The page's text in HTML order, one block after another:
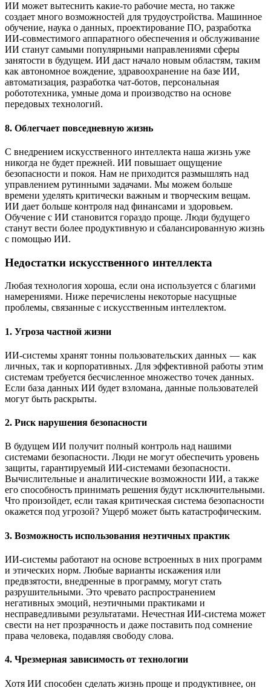
ИИ может вытеснить какие-то рабочие места, но также
создает много возможностей для трудоустройства. Машинное
обучение, наука о данных, проектирование ПО, разработка
ИИ-совместимого аппаратного обеспечения и обслуживание
ИИ станут самыми популярными направлениями сферы
занятости в будущем. ИИ даст начало новым областям, таким
как автономное вождение, здравоохранение на базе ИИ,
автоматизация, разработка чат-ботов, персональная
робототехника, умные дома и производство на основе
передовых технологий.
8. Облегчает повседневную жизнь
С внедрением искусственного интеллекта наша жизнь уже
никогда не будет прежней. ИИ повышает ощущение
безопасности и покоя. Нам не приходится размышлять над
управлением рутинными задачами. Мы можем больше
времени уделять критически важным и творческим вещам.
ИИ дает больше контроля над финансами и здоровьем.
Обучение с ИИ становится гораздо проще. Люди будущего
станут вести более продуктивную и сбалансированную жизнь
с помощью ИИ.
Недостатки искусственного интеллекта
Любая технология хороша, если она используется с благими
намерениями. Ниже перечислены некоторые насущные
проблемы, связанные с искусственным интеллектом.
1. Угроза частной жизни
ИИ-системы хранят тонны пользовательских данных — как
личных, так и корпоративных. Для эффективной работы этим
системам требуется бесчисленное множество точек данных.
Если база данных ИИ будет взломана, данные пользователей
могут быть раскрыты.
2. Риск нарушения безопасности
В будущем ИИ получит полный контроль над нашими
системами безопасности. Люди не могут обеспечить уровень
защиты, гарантируемый ИИ-системами безопасности.
Вычислительные и аналитические возможности ИИ, а также
его способность принимать решения будут исключительными.
Что произойдет, если такая критическая система безопасности
окажется под угрозой? Ущерб может быть катастрофическим.
3. Возможность использования неэтичных практик
ИИ-системы работают на основе встроенных в них программ
и этических норм. Любые варианты искажения или
предвзятости, внедренные в программу, могут стать
разрушительными. Это чревато распространением
негативных эмоций, неэтичными практиками и
несправедливыми результатами. Нечестная ИИ-система может
свести на нет прозрачность и даже поставить под сомнение
права человека, подавляя свободу слова.
4. Чрезмерная зависимость от технологии
Хотя ИИ способен сделать жизнь проще и продуктивнее, он